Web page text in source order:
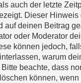
auch der letzte
Dieser Hinweis
auf deinen Beitrag
oder Moderator
können jedoch,
warum
beachte, dass
können, wenn